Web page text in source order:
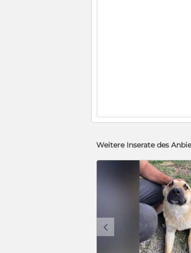
Weitere Inserate des
c